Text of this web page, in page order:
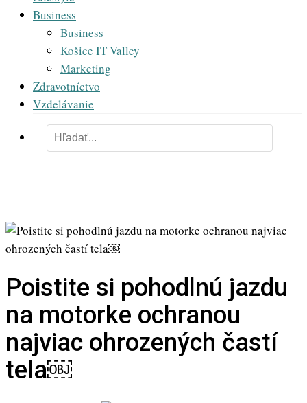
Business
Business
Košice IT Valley
Marketing
Zdravotníctvo
Vzdelávanie
Poistite si pohodlnú jazdu
na motorke ochranou
najviac ohrozených častí
tela￼